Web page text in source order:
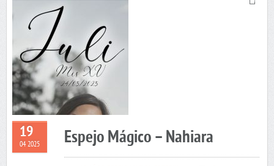
19
04 2025 Espejo Mágico – Nahiara